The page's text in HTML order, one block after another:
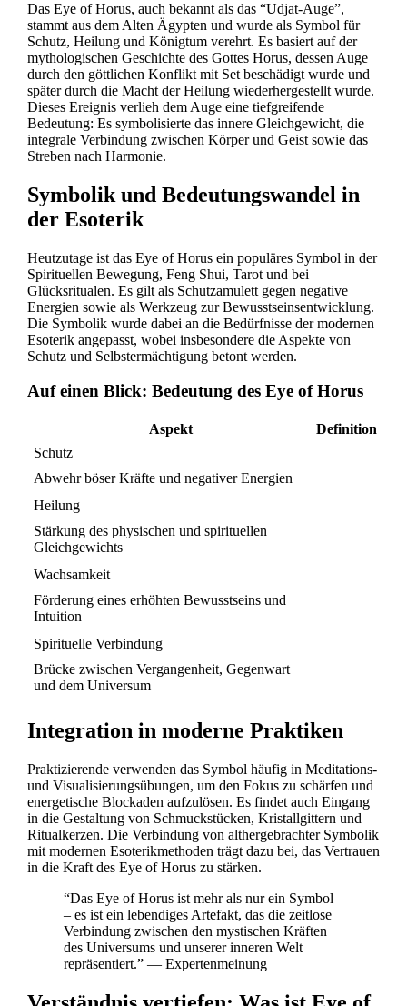
Das Eye of Horus, auch bekannt als das “Udjat-Auge”,
stammt aus dem Alten Ägypten und wurde als Symbol für
Schutz, Heilung und Königtum verehrt. Es basiert auf der
mythologischen Geschichte des Gottes Horus, dessen Auge
durch den göttlichen Konflikt mit Set beschädigt wurde und
später durch die Macht der Heilung wiederhergestellt wurde.
Dieses Ereignis verlieh dem Auge eine tiefgreifende
Bedeutung: Es symbolisierte das innere Gleichgewicht, die
integrale Verbindung zwischen Körper und Geist sowie das
Streben nach Harmonie.
Symbolik und Bedeutungswandel in
der Esoterik
Heutzutage ist das Eye of Horus ein populäres Symbol in der
Spirituellen Bewegung, Feng Shui, Tarot und bei
Glücksritualen. Es gilt als Schutzamulett gegen negative
Energien sowie als Werkzeug zur Bewusstseinsentwicklung.
Die Symbolik wurde dabei an die Bedürfnisse der modernen
Esoterik angepasst, wobei insbesondere die Aspekte von
Schutz und Selbstermächtigung betont werden.
Auf einen Blick: Bedeutung des Eye of Horus
Aspekt
Definition
Schutz
Abwehr böser Kräfte und negativer Energien
Heilung
Stärkung des physischen und spirituellen
Gleichgewichts
Wachsamkeit
Förderung eines erhöhten Bewusstseins und
Intuition
Spirituelle Verbindung
Brücke zwischen Vergangenheit, Gegenwart
und dem Universum
Integration in moderne Praktiken
Praktizierende verwenden das Symbol häufig in Meditations-
und Visualisierungsübungen, um den Fokus zu schärfen und
energetische Blockaden aufzulösen. Es findet auch Eingang
in die Gestaltung von Schmuckstücken, Kristallgittern und
Ritualkerzen. Die Verbindung von althergebrachter Symbolik
mit modernen Esoterikmethoden trägt dazu bei, das Vertrauen
in die Kraft des Eye of Horus zu stärken.
“Das Eye of Horus ist mehr als nur ein Symbol
– es ist ein lebendiges Artefakt, das die zeitlose
Verbindung zwischen den mystischen Kräften
des Universums und unserer inneren Welt
repräsentiert.” — Expertenmeinung